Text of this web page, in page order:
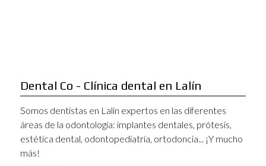
Dental Co - Clínica dental en Lalín
Somos dentistas en Lalín expertos en las diferentes
áreas de la odontología: implantes dentales, prótesis,
estética dental, odontopediatría, ortodoncia... ¡Y mucho
más!